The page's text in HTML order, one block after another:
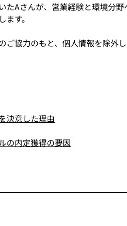
たAさんが、営業経験と環境分
す。
協力のもと、個人情報を除外
決意した理由
の内定獲得の要因